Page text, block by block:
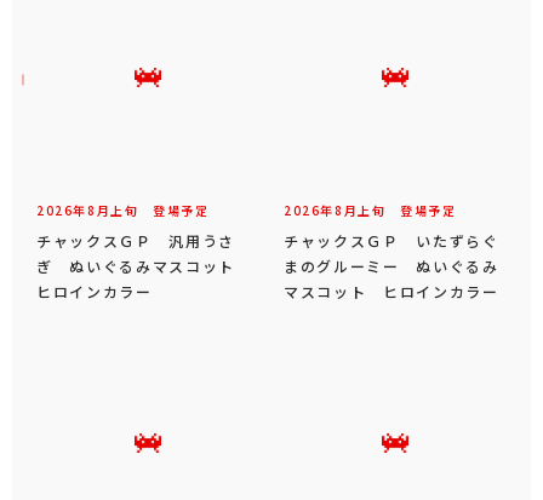
2026年8 月 上旬 登場予定
チャックスＧＰ 汎用うさ
ぎ ぬいぐるみマスコット
ヒロインカラー
2026年8 月 上旬 登場予定
チャックスＧＰ いたずらぐ
まのグルーミー ぬいぐるみ
マスコット ヒロインカラー